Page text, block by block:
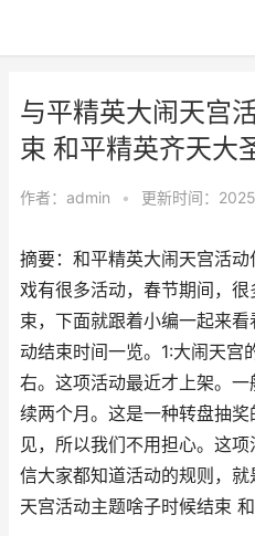
与平精英大闹天宫
束 和平精英齐天大
作者： admin • 更新时间：
摘要：和平精英大闹天宫活
戏有很多活动，春节期间，
束，下面就跟着小编一起来
动结束时间一览。1:大闹天宫
右。这项活动最近才上架。
续两个月。这是一种转盘抽
见，所以我们不用担心。这
信大家都知道活动的规则，
天宫活动主题啥子时候结束